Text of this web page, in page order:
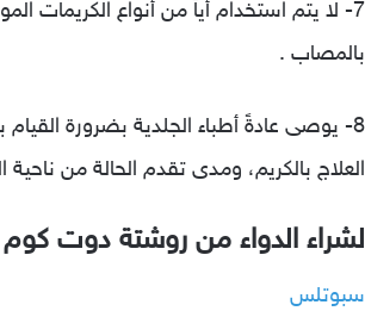
7- لا يتم استخدام أياً من أنواع الكريمات
بالمصاب .
العلاج بالكريم، ومدى تقدم الحالة من ناحية
لشراء الدواء من روشتة دوت كوم
سبوتلس